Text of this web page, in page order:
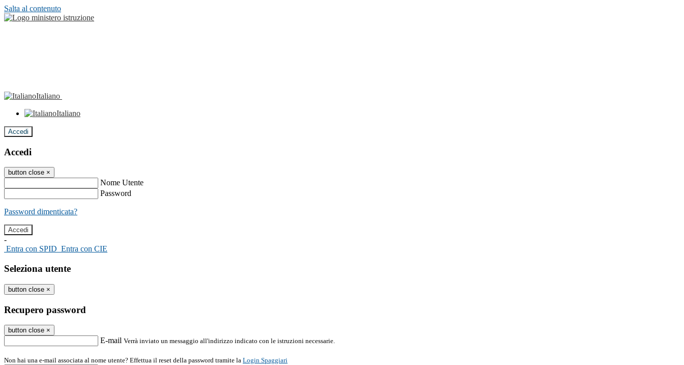
Salta al contenuto
Italiano
Italiano
Accedi
Accedi
button close ×
Nome Utente
Password
Password dimenticata?
-
Entra con SPID Entra con CIE
Seleziona utente
button close ×
Recupero password
button close ×
E-mail Verrà inviato un messaggio all'indirizzo indicato con le istruzioni necessarie.
Non hai una e-mail associata al nome utente? Effettua il reset della password tramite la Login Spaggiari